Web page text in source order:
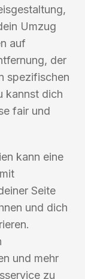
Umzug
auf
der
spezifischen
kannst dich
fair und
kann eine
Seite
und dich
und mehr
zu